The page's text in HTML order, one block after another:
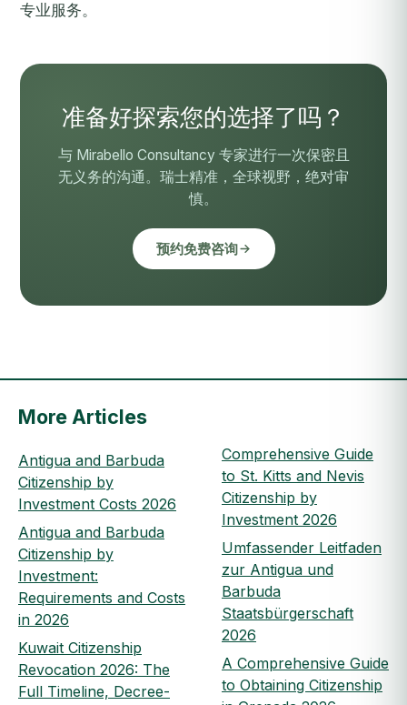
专业服务。
准备好探索您的选择了吗？
与 Mirabello Consultancy 专家进行一次保密且
无义务的沟通。瑞士精准，全球视野，绝对审
慎。
预约免费咨询
More Articles
Antigua and Barbuda
Citizenship by
Investment Costs 2026
Antigua and Barbuda
Citizenship by
Investment:
Requirements and Costs
in 2026
Kuwait Citizenship
Revocation 2026: The
Full Timeline, Decree-
Comprehensive Guide
to St. Kitts and Nevis
Citizenship by
Investment 2026
Umfassender Leitfaden
zur Antigua und
Barbuda
Staatsbürgerschaft
2026
A Comprehensive Guide
to Obtaining Citizenship